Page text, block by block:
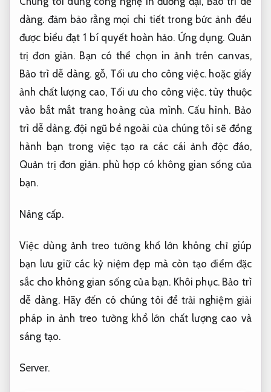
dàng. đảm bảo rằng mọi chi tiết trong bức ảnh đều
được biểu đạt 1 bí quyết hoàn hảo. Ứng dụng. Quản
trị đơn giản. Bạn có thể chọn in ảnh trên canvas,
Bảo trì dễ dàng. gỗ, Tối ưu cho công việc.hoặc giấy
ảnh chất lượng cao, Tối ưu cho công việc.tùy thuộc
vào bắt mắt trang hoàng của mình. Cấu hình. Bảo
trì dễ dàng.đội ngũ bề ngoài của chúng tôi sẽ đồng
hành bạn trong việc tạo ra các cái ảnh độc đáo,
Quản trị đơn giản. phù hợp có không gian sống của
bạn.
Nâng cấp.
Việc dùng ảnh treo tường khổ lớn không chỉ giúp
bạn lưu giữ các kỷ niệm đẹp mà còn tạo điểm đặc
sắc cho không gian sống của bạn. Khôi phục. Bảo trì
dễ dàng.Hãy đến có chúng tôi để trải nghiệm giải
pháp in ảnh treo tường khổ lớn chất lượng cao và
sáng tạo.
Server.